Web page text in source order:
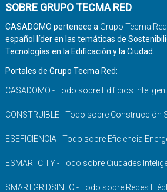
SOBRE GRUPO TECMA RED
CASADOMO pertenece a Grupo Tecma Red
español líder en las temáticas de
Tecnologías en la Edificación y la Ciudad.
Portales de Grupo Tecma Red:
CASADOMO - Todo sobre Edificios
CONSTRUIBLE - Todo sobre Construcción
ESEFICIENCIA - Todo sobre Eficiencia
ESMARTCITY - Todo sobre Ciudades
SMARTGRIDSINFO - Todo sobre Redes